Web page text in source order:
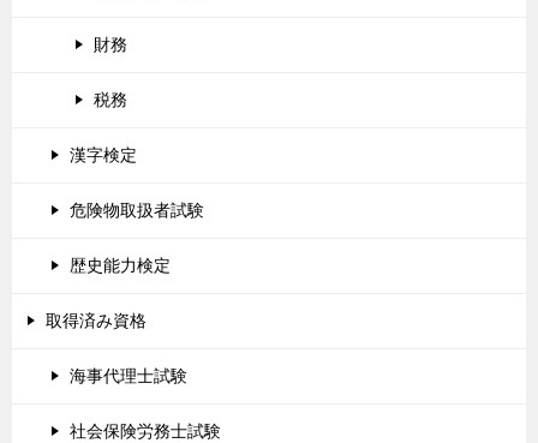
財務
税務
漢字検定
危険物取扱者試験
歴史能力検定
取得済み資格
海事代理士試験
社会保険労務士試験